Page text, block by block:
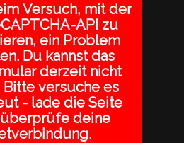
Versuch, mit der
API zu
ein Problem
Du kannst das
derzeit nicht
Bitte versuche es
- lade die Seite
deine